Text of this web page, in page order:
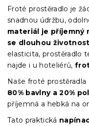
cena:
Froté prostěradlo je
snadnou údržbu,
materiál je příjemný
se dlouhou
elasticita, prostěradlo
najde i u hoteliérů,
Naše froté prostěradla
80% bavlny a 20%
příjemná a hebká na
Tato praktická